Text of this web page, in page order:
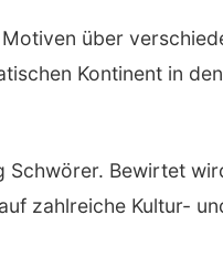
über
Kontinent in
Schwörer. Bewirtet
zahlreiche Kultur-